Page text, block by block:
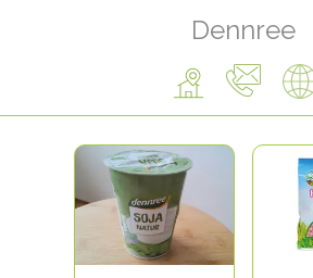
Dennree